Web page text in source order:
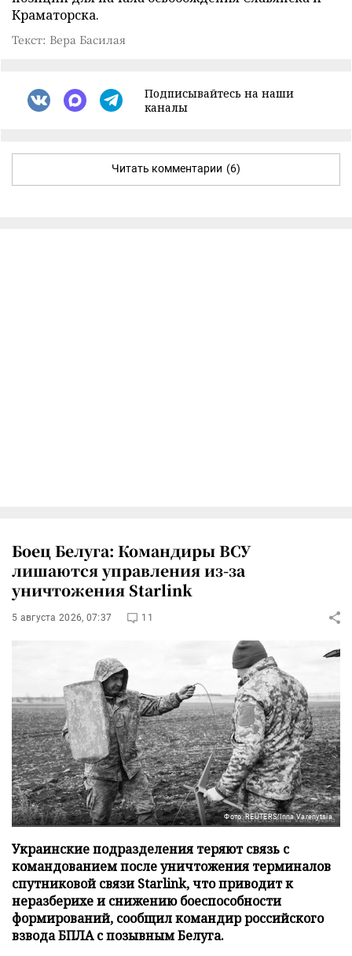
Краматорска.
Текст: Вера Басилая
Подписывайтесь на наши
каналы
Читать комментарии (6)
Боец Белуга: Командиры ВСУ
лишаются управления из-за
уничтожения Starlink
5 августа 2026, 07:37 11
Фото: REUTERS/Inna Varenytsia
Украинские подразделения теряют связь с
командованием после уничтожения терминалов
спутниковой связи Starlink, что приводит к
неразберихе и снижению боеспособности
формирований, сообщил командир российского
взвода БПЛА с позывным Белуга.